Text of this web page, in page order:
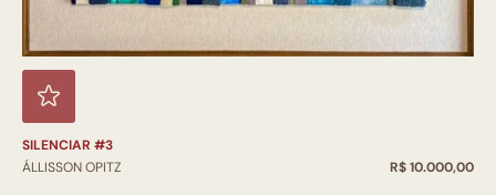
SILENCIAR #3
ÁLLISSON OPITZ
R$ 10.000,00